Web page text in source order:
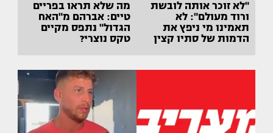
"לא זוכר אותה לובשת
ורוד מעולם": לא
תאמינו מי ניפץ את
הדמות של סתיו קצין
מה שלא תראו בפריים
טיים: אברהם מ"האח
הגדול" נתפס מקיים
טקס נוצרי?